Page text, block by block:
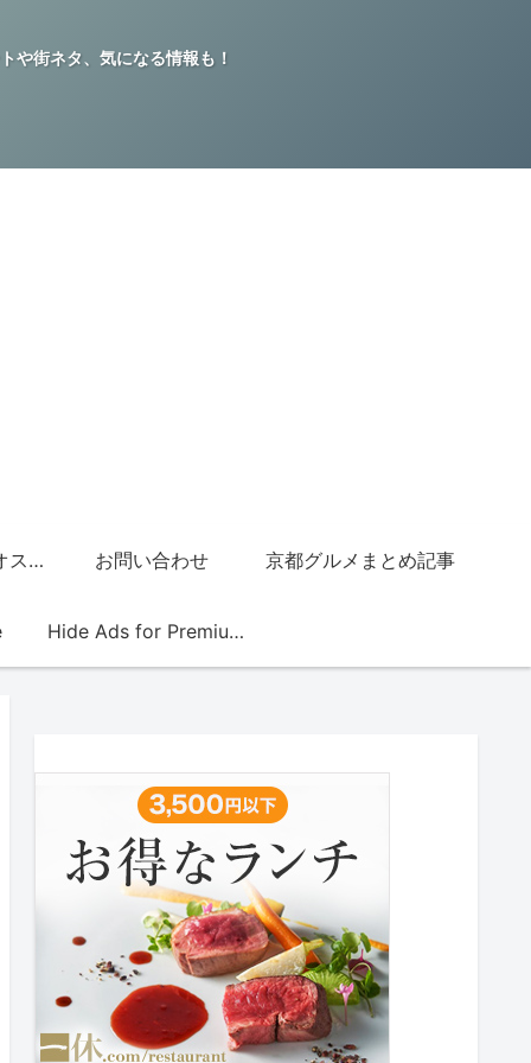
や街ネタ、気になる情報も！
グッチジャパン的オススメ店 お問い合わせ 京都グルメまとめ記事
Hide Ads for Premium Members